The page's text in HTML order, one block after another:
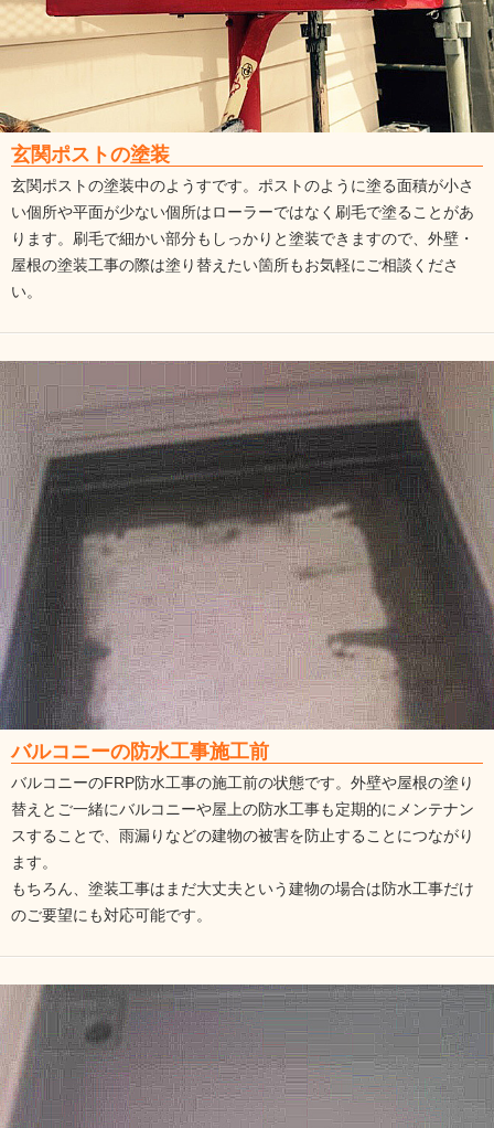
玄関ポストの塗装
玄関ポストの塗装中のようすです。ポストのように塗る面積が小さ
い個所や平面が少ない個所はローラーではなく刷毛で塗ることがあ
ります。刷毛で細かい部分もしっかりと塗装できますので、外壁・
屋根の塗装工事の際は塗り替えたい箇所もお気軽にご相談くださ
い。
バルコニーの防水工事施工前
バルコニーのFRP防水工事の施工前の状態です。外壁や屋根の塗り
替えとご一緒にバルコニーや屋上の防水工事も定期的にメンテナン
スすることで、雨漏りなどの建物の被害を防止することにつながり
ます。
もちろん、塗装工事はまだ大丈夫という建物の場合は防水工事だけ
のご要望にも対応可能です。